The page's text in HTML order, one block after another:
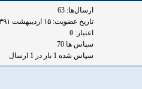
ارسال‌ها: 63
تاریخ عضویت: ۱۵ ارديبهشت ۱۳۹۱
اعتبار: 0
سپاس ها 70
سپاس شده 1 بار در 1 ارسال